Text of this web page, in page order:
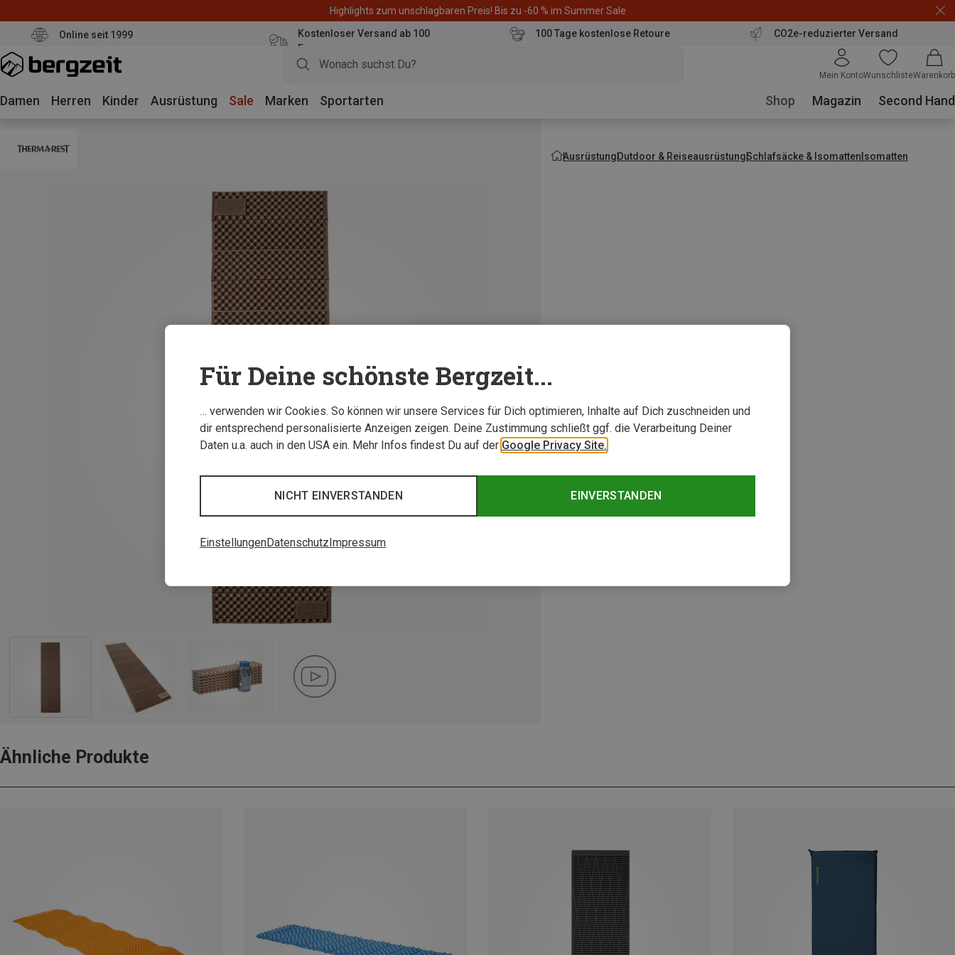
Highlights zum unschlagbaren Preis! Bis zu -60 % im Summer Sale
Online seit 1999
Kostenloser Versand ab 100
Euro
100 Tage kostenlose Retoure CO2e-reduzierter Versand
Mein KontoWunschlisteWarenkorb
Damen Herren Kinder Ausrüstung Sale Marken Sportarten Shop Magazin Second Hand
AusrüstungOutdoor & ReiseausrüstungSchlafsäcke & IsomattenIsomatten
Ähnliche Produkte
Für Deine schönste Bergzeit...
… verwenden wir Cookies. So können wir unsere Services für Dich optimieren, Inhalte auf Dich zuschneiden und
dir entsprechend personalisierte Anzeigen zeigen. Deine Zustimmung schließt ggf. die Verarbeitung Deiner
Daten u.a. auch in den USA ein. Mehr Infos findest Du auf der Google Privacy Site.
EINVERSTANDEN
NICHT EINVERSTANDEN
EinstellungenDatenschutz Impressum